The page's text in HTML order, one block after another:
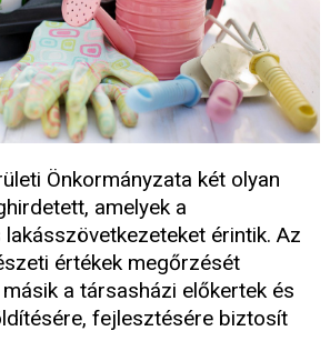
Önkormányzata két olyan
amelyek a
érintik. Az
értékek megőrzését
a társasházi előkertek és
fejlesztésére biztosít